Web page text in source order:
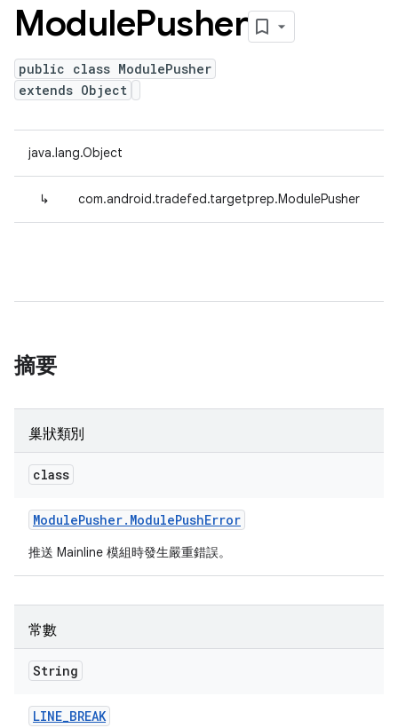
ModulePusher
public class ModulePusher
extends Object
java.lang.Object
↳ com.android.tradefed.targetprep.ModulePusher
摘要
巢狀類別
class
ModulePusher. ModulePushError
推送 Mainline 模組時發生嚴重錯誤。
常數
String
LINE_BREAK